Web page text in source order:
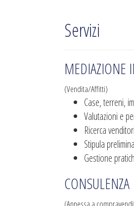
Servizi
MEDIAZIONE
(Vendita/Affitti)
Case, terreni,
Valutazioni e
Ricerca
Stipula
Gestione
CONSULENZA